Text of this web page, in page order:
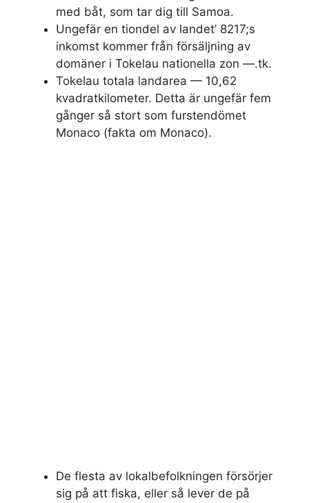
med båt, som tar dig till Samoa.
Ungefär en tiondel av landet’ 8217;s
inkomst kommer från försäljning av
domäner i Tokelau nationella zon —.tk.
Tokelau totala landarea — 10,62
kvadratkilometer. Detta är ungefär fem
gånger så stort som furstendömet
Monaco (fakta om Monaco).
De flesta av lokalbefolkningen försörjer
sig på att fiska, eller så lever de på